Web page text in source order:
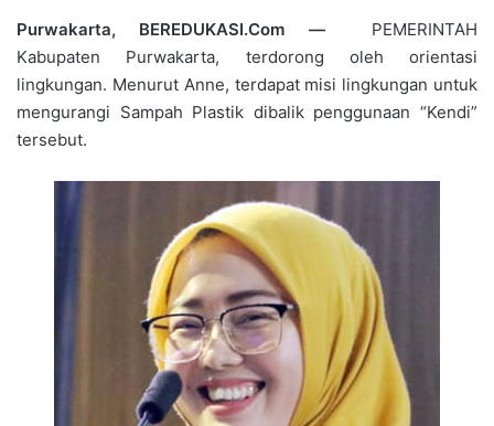
Purwakarta, BEREDUKASI.Com —PEMERINTAH
Kabupaten Purwakarta, terdorong oleh orientasi
lingkungan. Menurut Anne, terdapat misi lingkungan untuk
mengurangi Sampah Plastik dibalik penggunaan “Kendi”
tersebut.